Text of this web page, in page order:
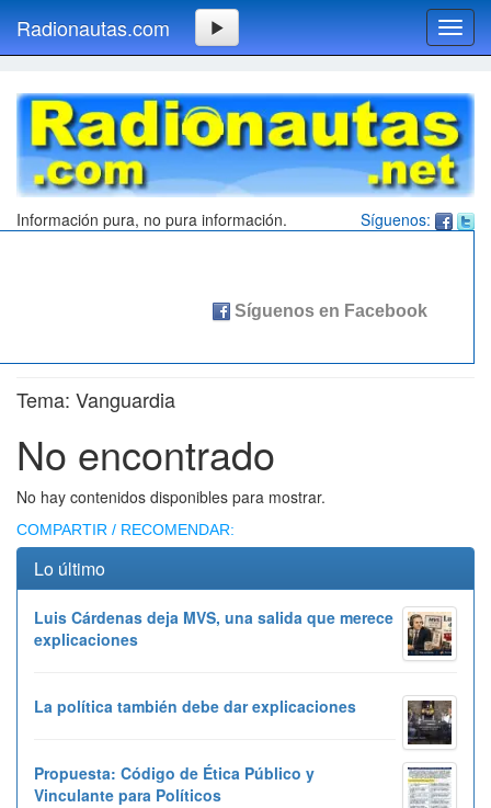
Radionautas.com
Síguenos:
Información pura, no pura información.
Tema: Vanguardia
No encontrado
No hay contenidos disponibles para mostrar.
COMPARTIR / RECOMENDAR:
Lo último
Luis Cárdenas deja MVS, una salida que merece
explicaciones
La política también debe dar explicaciones
Propuesta: Código de Ética Público y
Vinculante para Políticos